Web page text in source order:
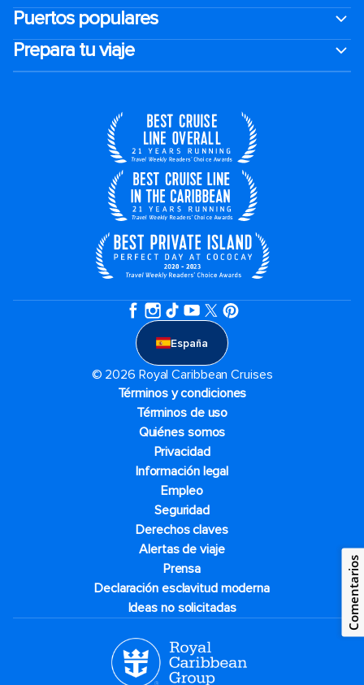
Puertos populares
Prepara tu viaje
España
© 2026 Royal Caribbean Cruises
Términos y condiciones
Términos de uso
Quiénes somos
Privacidad
Información legal
Empleo
Seguridad
Derechos claves
Alertas de viaje
Prensa
Declaración esclavitud moderna
Ideas no solicitadas
Comentarios